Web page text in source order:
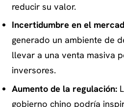
reducir su valor.
Incertidumbre en el
generado un ambiente de
llevar a una venta masiva
inversores.
Aumento de la regulación:
gobierno chino podría